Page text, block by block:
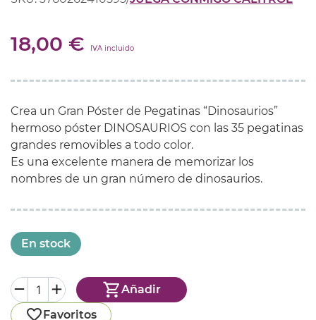
18,00 € IVA incluido
Crea un Gran Póster de Pegatinas “Dinosaurios”
hermoso póster DINOSAURIOS con las 35 pegatinas
grandes removibles a todo color.
Es una excelente manera de memorizar los
nombres de un gran número de dinosaurios.
En stock
Añadir
Favoritos